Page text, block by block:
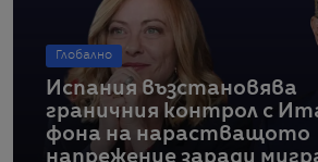
Глобално
Испания възстановява
граничния контрол с
фона на нарастващото
напрежение заради